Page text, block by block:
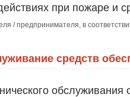
при пожаре и
/ предпринимателя, в
средств